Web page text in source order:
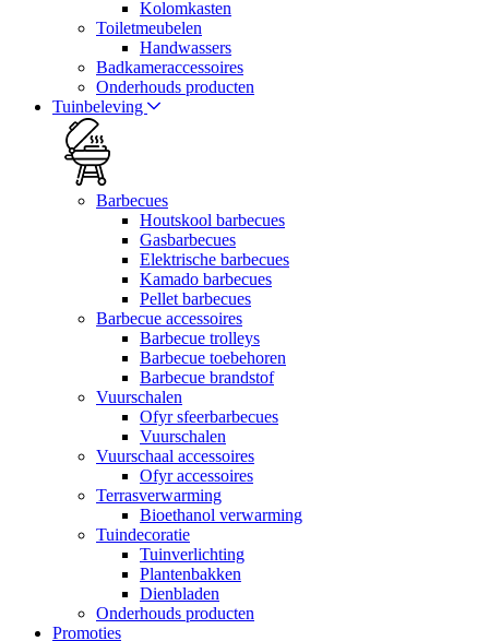
Kolomkasten
Toiletmeubelen
Handwassers
Badkameraccessoires
Onderhouds producten
Tuinbeleving
Barbecues
Houtskool barbecues
Gasbarbecues
Elektrische barbecues
Kamado barbecues
Pellet barbecues
Barbecue accessoires
Barbecue trolleys
Barbecue toebehoren
Barbecue brandstof
Vuurschalen
Ofyr sfeerbarbecues
Vuurschalen
Vuurschaal accessoires
Ofyr accessoires
Terrasverwarming
Bioethanol verwarming
Tuindecoratie
Tuinverlichting
Plantenbakken
Dienbladen
Onderhouds producten
Promoties